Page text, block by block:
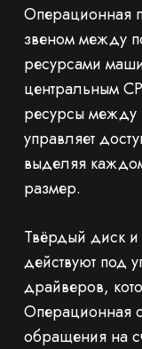
Операционная
звеном между
ресурсами
центральным
ресурсы
управляет
выделяя
размер.
Твёрдый диск и
действуют под
драйверов,
Операционная
обращения на